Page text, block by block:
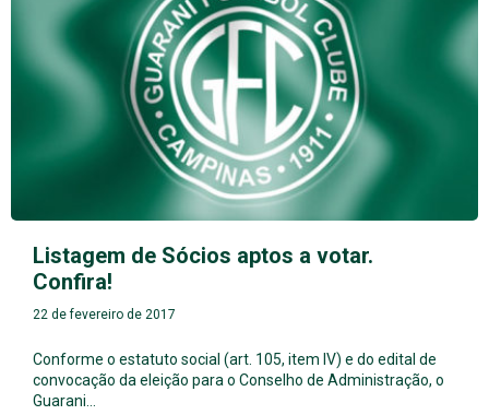
Listagem de Sócios aptos a votar.
Confira!
22 de fevereiro de 2017
Conforme o estatuto social (art. 105, item IV) e do edital de
convocação da eleição para o Conselho de Administração, o
Guarani…